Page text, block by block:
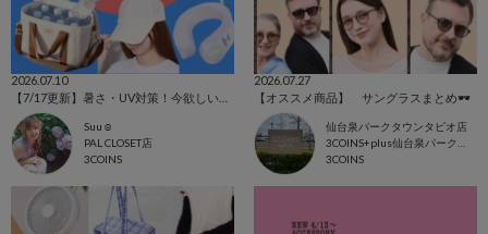
2026.07.10
Suu☺︎
PAL CLOSET店
3COINS
2026.07.27
【オススメ商品】 サングラスまとめ🕶️
仙台泉パークタウンタピオ店
3COINS+plus仙台泉パークタウンタピオ店
3COINS